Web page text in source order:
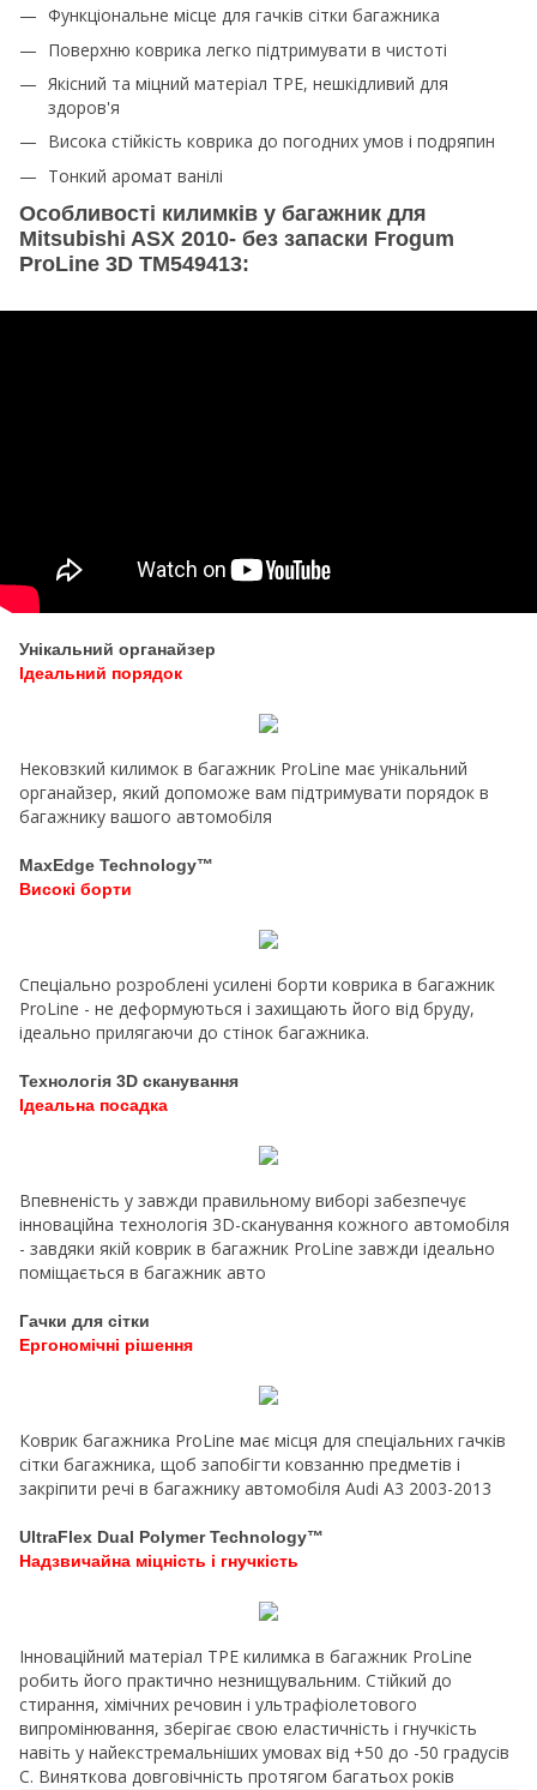
Функціональне місце для гачків сітки багажника
Поверхню коврика легко підтримувати в чистоті
Якісний та міцний матеріал TPE, нешкідливий для
здоров'я
Висока стійкість коврика до погодних умов і подряпин
Тонкий аромат ванілі
Особливості килимків у багажник для
Mitsubishi ASX 2010- без запаски Frogum
ProLine 3D TM549413:
Унікальний органайзер
Ідеальний порядок
Нековзкий килимок в багажник ProLine має унікальний
органайзер, який допоможе вам підтримувати порядок в
багажнику вашого автомобіля
MaxEdge Technology™
Високі борти
Спеціально розроблені усилені борти коврика в багажник
ProLine - не деформуються і захищають його від бруду,
ідеально прилягаючи до стінок багажника.
Технологія 3D сканування
Ідеальна посадка
Впевненість у завжди правильному виборі забезпечує
інноваційна технологія 3D-сканування кожного автомобіля
- завдяки якій коврик в багажник ProLine завжди ідеально
поміщається в багажник авто
Гачки для сітки
Ергономічні рішення
Коврик багажника ProLine має місця для спеціальних гачків
сітки багажника, щоб запобігти ковзанню предметів і
закріпити речі в багажнику автомобіля Audi A3 2003-2013
UltraFlex Dual Polymer Technology™
Надзвичайна міцність і гнучкість
Інноваційний матеріал TPE килимка в багажник ProLine
робить його практично незнищувальним. Стійкий до
стирання, хімічних речовин і ультрафіолетового
випромінювання, зберігає свою еластичність і гнучкість
навіть у найекстремальніших умовах від +50 до -50 градусів
C. Виняткова довговічність протягом багатьох років